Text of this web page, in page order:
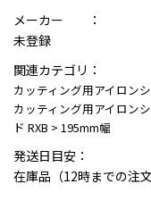
メーカー ：
未登録
関連カテゴリ：
カッティング用アイロン
カッティング用アイロン
ド RXB > 195mm幅
発送日目安：
在庫品（12時までの注